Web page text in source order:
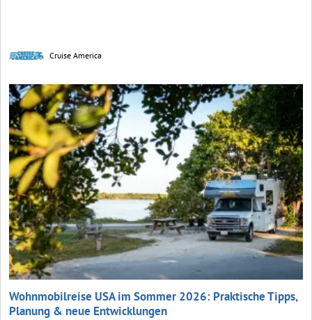
Cruise America
Wohnmobilreise USA im Sommer 2026: Praktische Tipps,
Planung & neue Entwicklungen